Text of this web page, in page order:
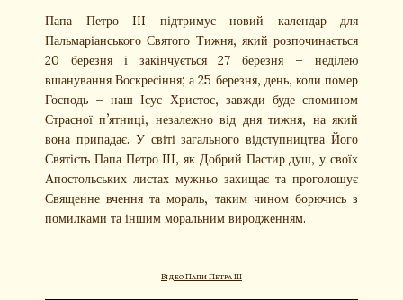
Папа Петро III підтримує новий календар для
Пальмаріанського Святого Тижня, який розпочинається
20 березня і закінчується 27 березня – неділею
вшанування Воскресіння; а 25 березня, день, коли помер
Господь – наш Ісус Христос, завжди буде спомином
Страсної п’ятниці, незалежно від дня тижня, на який
вона припадає. У світі загального відступництва Його
Святість Папа Петро III, як Добрий Пастир душ, у своїх
Апостольських листах мужньо захищає та проголошує
Священне вчення та мораль, таким чином борючись з
помилками та іншим моральним виродженням.
Відео Папи Петра III